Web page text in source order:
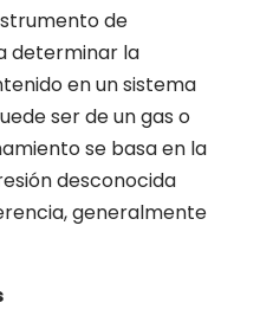
de
determinar la
en un sistema
ser de un gas o
se basa en la
desconocida
generalmente